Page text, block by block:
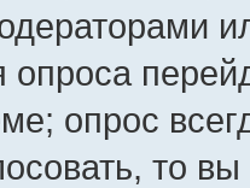
опроса
опрос
то